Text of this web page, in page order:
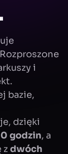
i
bazie,
dzięki
godzin, a
z dwóch